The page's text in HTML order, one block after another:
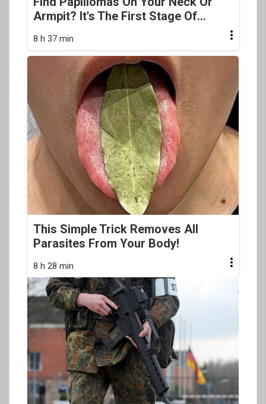
Armpit? It's The First Stage Of...
8 h 37 min
This Simple Trick Removes All
Parasites From Your Body!
8 h 28 min